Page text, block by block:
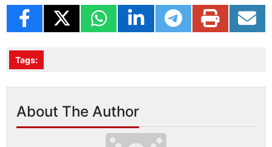
Tags:
About The Author